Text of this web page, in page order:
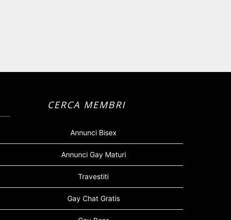
CERCA MEMBRI
Annunci Bisex
Annunci Gay Maturi
Travestiti
Gay Chat Gratis